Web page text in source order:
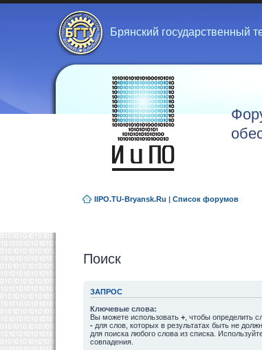
Брянский государственный
IIPO.TU-Bryansk.Ru | Список форумов
Поиск
ЗАПРОС
Ключевые слова:
Вы можете использовать + , чтобы определить
- для слов, которых в результатах быть не
для поиска любого слова из списка.
совпадения.